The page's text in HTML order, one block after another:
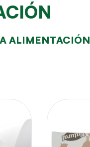
ALIMENTACIÓN